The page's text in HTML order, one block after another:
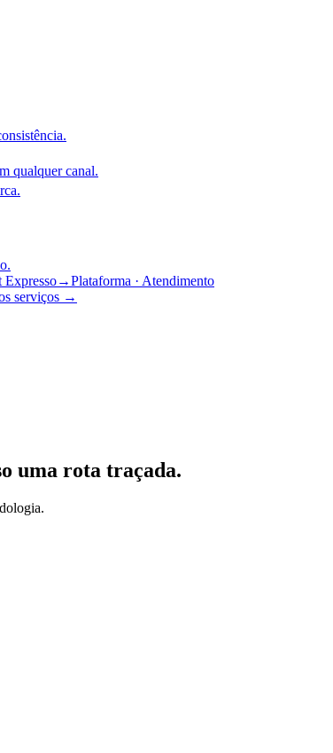
qualquer canal.
Expresso→Plataforma · Atendimento
serviços →
uma rota traçada.